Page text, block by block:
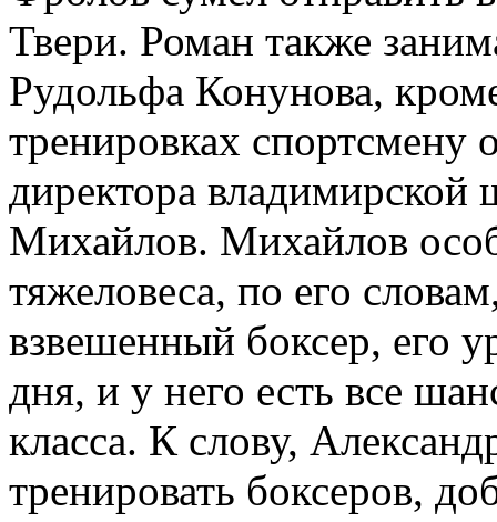
Твери. Роман также
Рудольфа Конунова,
тренировках спортсмену
директора
Михайлов. Михайлов
тяжеловеса, по его
взвешенный боксер, его
дня, и у него есть все
класса. К слову,
тренировать боксеров,